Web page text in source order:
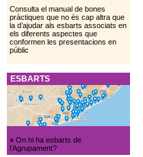
Consulta el manual de bones
pràctiques que no és cap altra que
la d’ajudar als esbarts associats en
els diferents aspectes que
conformen les presentacions en
públic
ESBARTS
»On hi ha esbarts de
l’Agrupament?